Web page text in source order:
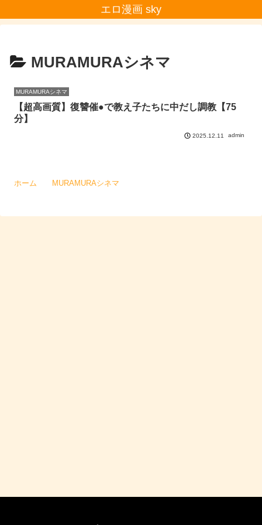
エロ漫画 sky
MURAMURAシネマ
MURAMURAシネマ
【超高画質】復讐催●で教え子たちに中だし調教【75
分】
2025.12.11 admin
ホーム MURAMURAシネマ